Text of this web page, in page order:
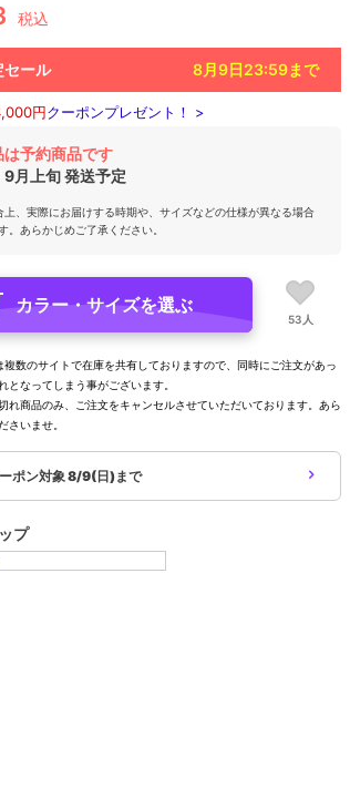
税込
セール 8月9日23:59まで
円クーポンプレゼント！ >
は予約商品です
9月上旬発送予定
上、実際にお届けする時期や、サイズなどの仕様が異なる場合
。あらかじめご了承ください。
カラー・サイズを選ぶ
53人
複数のサイトで在庫を共有しておりますので、同時にご注文があっ
となってしまう事がございます。
れ商品のみ、ご注文をキャンセルさせていただいております。あら
さいませ。
ポン対象8/9(日)まで
プ